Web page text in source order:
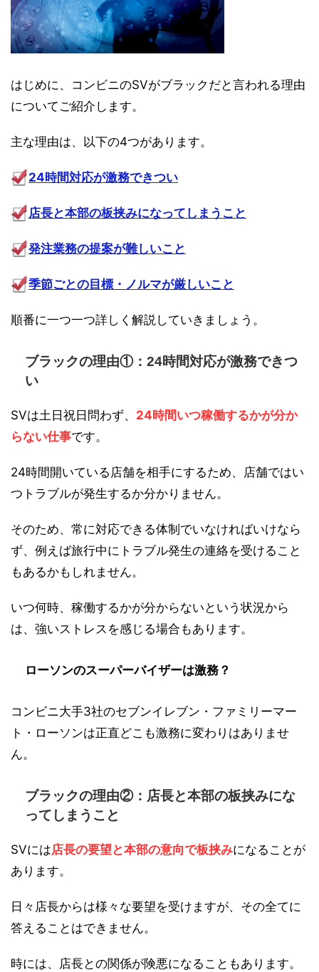
はじめに、コンビニのSVがブラックだと言われる理由
についてご紹介します。
主な理由は、以下の4つがあります。
24時間対応が激務できつい
店長と本部の板挟みになってしまうこと
発注業務の提案が難しいこと
季節ごとの目標・ノルマが厳しいこと
順番に一つ一つ詳しく解説していきましょう。
ブラックの理由①：24時間対応が激務できつ
い
SVは土日祝日問わず、 24時間いつ稼働するかが分か
らない仕事です。
24時間開いている店舗を相手にするため、店舗ではい
つトラブルが発生するか分かりません。
そのため、常に対応できる体制でいなければいけなら
ず、例えば旅行中にトラブル発生の連絡を受けること
もあるかもしれません。
いつ何時、稼働するかが分からないという状況から
は、強いストレスを感じる場合もあります。
ローソンのスーパーバイザーは激務？
コンビニ大手3社のセブンイレブン・ファミリーマー
ト・ローソンは正直どこも激務に変わりはありませ
ん。
ブラックの理由②：店長と本部の板挟みにな
ってしまうこと
SVには店長の要望と本部の意向で板挟みになることが
あります。
日々店長からは様々な要望を受けますが、その全てに
答えることはできません。
時には、店長との関係が険悪になることもあります。